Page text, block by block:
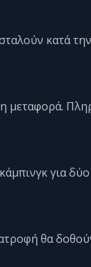
κατά
μεταφορά.
για
θα